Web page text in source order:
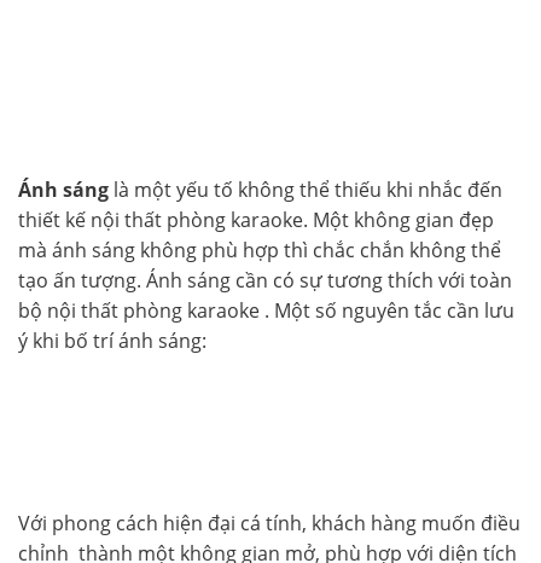
Ánh sáng là một yếu tố không thể thiếu khi nhắc đến
thiết kế nội thất phòng karaoke. Một không gian đẹp
mà ánh sáng không phù hợp thì chắc chắn không thể
tạo ấn tượng. Ánh sáng cần có sự tương thích với toàn
bộ nội thất phòng karaoke . Một số nguyên tắc cần lưu
ý khi bố trí ánh sáng:
Với phong cách hiện đại cá tính, khách hàng muốn điều
chỉnh thành một không gian mở, phù hợp với diện tích